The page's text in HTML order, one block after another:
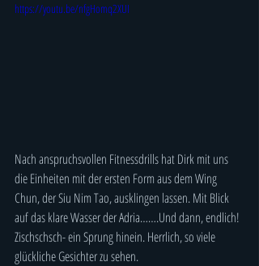
https://youtu.be/nfgHomq2XUI
Nach anspruchsvollen Fitnessdrills hat Dirk mit uns
die Einheiten mit der ersten Form aus dem Wing
Chun, der Siu Nim Tao, ausklingen lassen. Mit Blick
auf das klare Wasser der Adria…….Und dann, endlich!
Zischschsch- ein Sprung hinein. Herrlich, so viele
glückliche Gesichter zu sehen.